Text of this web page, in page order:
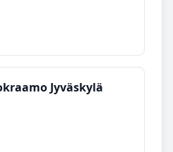
Jyväskylä